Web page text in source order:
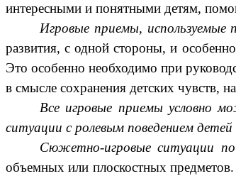
интересными и понятными детям,
Игровые приемы, используемые
развития, с одной стороны, и
Это особенно необходимо при
в смысле сохранения детских чувств,
Все игровые приемы условно
ситуации с ролевым поведением детей
Сюжетно-игровые ситуации
объемных или плоскостных предметов.